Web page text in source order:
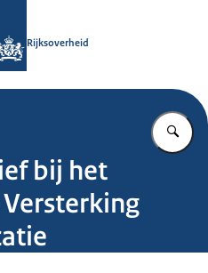
Rijksoverheid
bij het